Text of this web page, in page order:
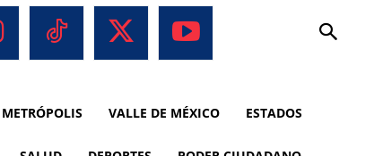
METRÓPOLIS VALLE DE MÉXICO ESTADOS